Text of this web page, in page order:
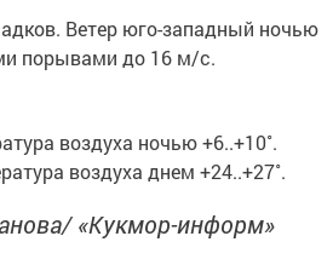
Ветер юго-западный ночью
порывами до 16 м/с.
воздуха ночью +6..+10˚.
воздуха днем +24..+27˚.
«Кукмор-информ»